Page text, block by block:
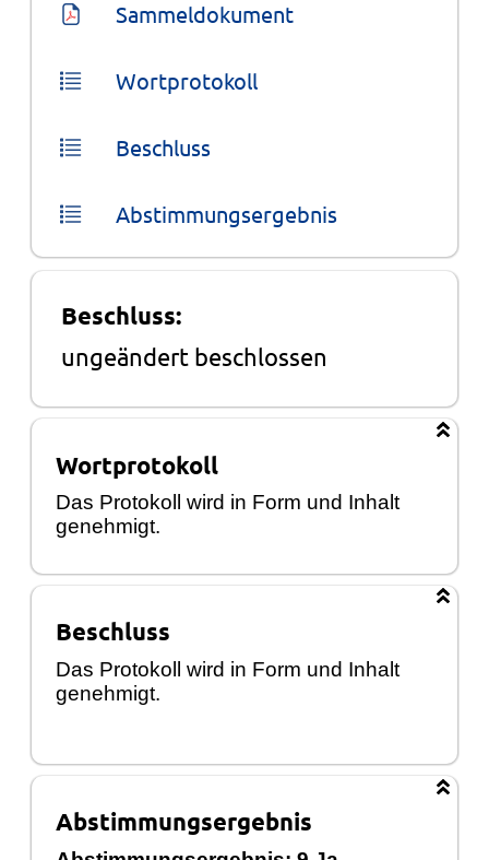
Sammeldokument
Wortprotokoll
Beschluss
Abstimmungsergebnis
Beschluss:
ungeändert beschlossen
Wortprotokoll
Das Protokoll wird in Form und Inhalt
genehmigt.
Beschluss
Das Protokoll wird in Form und Inhalt
genehmigt.
Abstimmungsergebnis